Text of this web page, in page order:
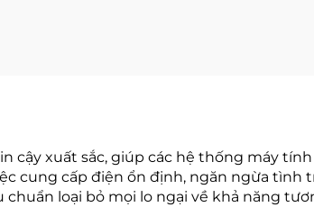
cậy xuất sắc, giúp các hệ thống máy
cung cấp điện ổn định, ngăn ngừa
loại bỏ mọi lo ngại về khả năng